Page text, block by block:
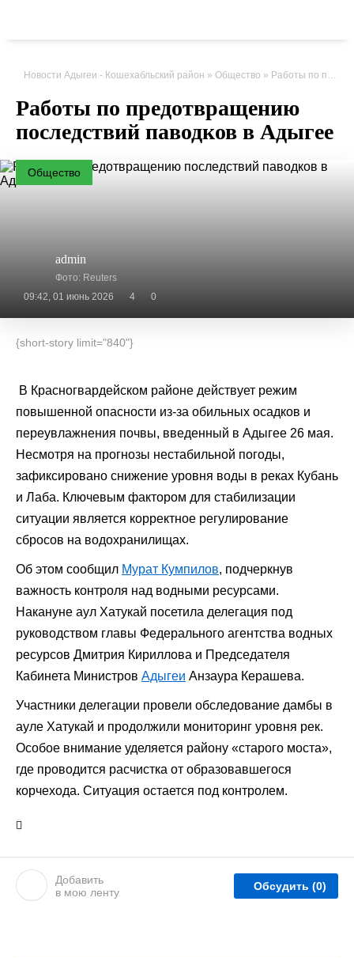
Новости Адыгеи - Кошехабльский район » Общество » Работы по предотвращению последствий паводков в Адыгее
Работы по предотвращению
последствий паводков в Адыгее
Общество
admin
Фото: Reuters
09:42, 01 июнь 2026
4 0
{short-story limit="840"}
В Красногвардейском районе действует режим
повышенной опасности из-за обильных осадков и
переувлажнения почвы, введенный в Адыгее 26 мая.
Несмотря на прогнозы нестабильной погоды,
зафиксировано снижение уровня воды в реках Кубань
и Лаба. Ключевым фактором для стабилизации
ситуации является корректное регулирование
сбросов на водохранилищах.
Об этом сообщил Мурат Кумпилов, подчеркнув
важность контроля над водными ресурсами.
Накануне аул Хатукай посетила делегация под
руководством главы Федерального агентства водных
ресурсов Дмитрия Кириллова и Председателя
Кабинета Министров Адыгеи Анзаура Керашева.
Участники делегации провели обследование дамбы в
ауле Хатукай и продолжили мониторинг уровня рек.
Особое внимание уделяется району «старого моста»,
где проводится расчистка от образовавшегося
корчехода. Ситуация остается под контролем.
Добавить
в мою ленту
Обсудить (0)